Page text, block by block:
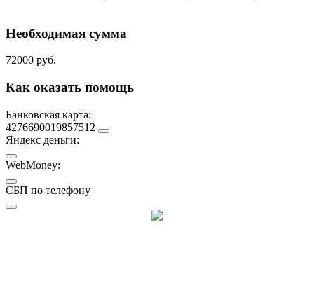
Необходимая сумма
72000 руб.
Как оказать помощь
Банковская карта:
4276690019857512
Яндекс деньги:
WebMoney:
СБП по телефону